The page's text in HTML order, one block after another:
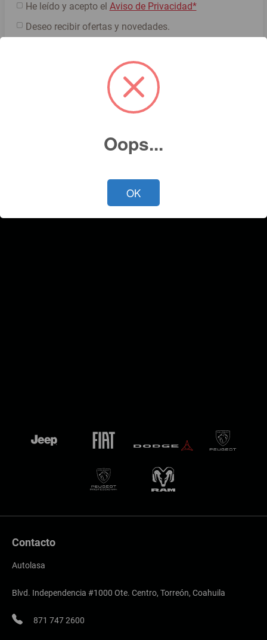
He leído y acepto el Aviso de Privacidad*
Deseo recibir ofertas y novedades.
Cotiza ahora
Contacto
Autolasa
Blvd. Independencia #1000 Ote. Centro, Torreón, Coahuila
871 747 2600
Oops...
OK